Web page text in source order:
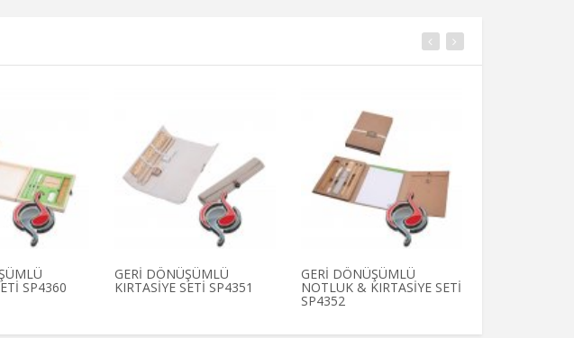
SP4360
GERİ DÖNÜŞÜMLÜ
KIRTASİYE SETİ SP4351
GERİ DÖNÜŞÜMLÜ
NOTLUK & KIRTASİYE SETİ
SP4352